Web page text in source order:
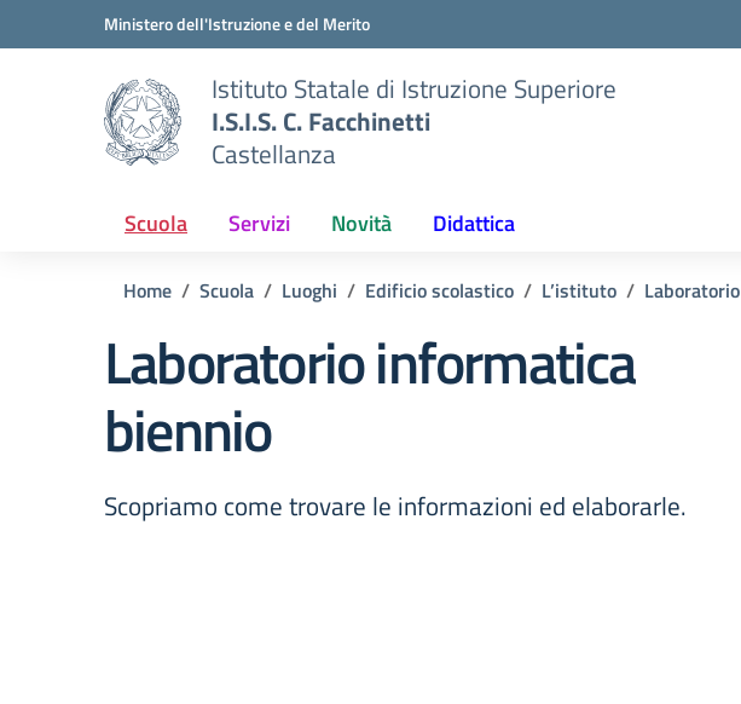
Vai ai contenuti
Vai al menu di navigazioneMinistero dell'Istruzione e del Merito
Istituto Statale di Istruzione Superiore
I.S.I.S. C. Facchinetti
Castellanza
Scuola Servizi Novità Didattica
Home Scuola Luoghi Edificio scolastico L’istituto Laboratorio
Laboratorio informatica
biennio
Scopriamo come trovare le informazioni ed elaborarle.